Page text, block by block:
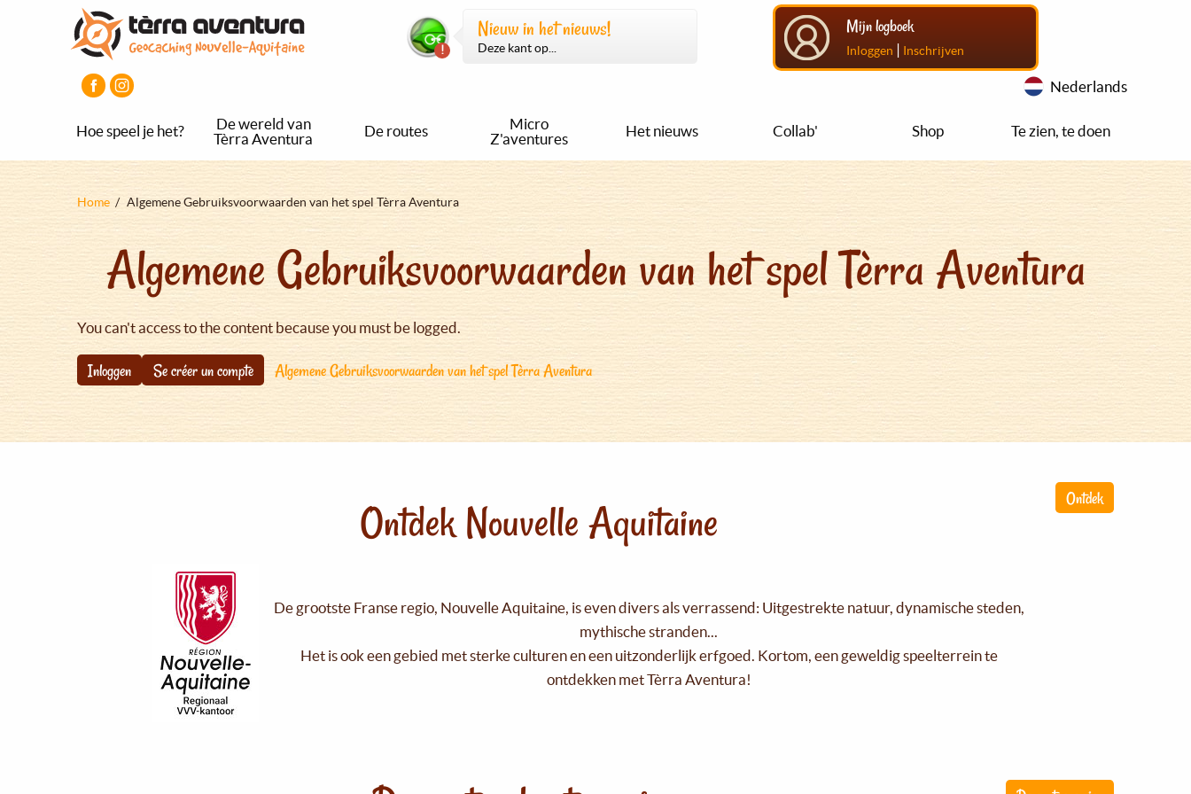
Nieuw in het nieuws!
Deze kant op...
Mijn logboek
Inloggen | Inschrijven
Nederlands
Hoe speel je het?
De wereld van
Tèrra Aventura
De routes
Micro
Z'aventures
Het nieuws Collab' Shop Te zien, te doen
Kruimelpad
Home Algemene Gebruiksvoorwaarden van het spel Tèrra Aventura
Algemene Gebruiksvoorwaarden van het spel Tèrra Aventura
You can't access to the content because you must be logged.
Inloggen Se créer un compte Algemene Gebruiksvoorwaarden van het spel Tèrra Aventura
Ontdek
Ontdek Nouvelle Aquitaine
De grootste Franse regio, Nouvelle Aquitaine, is even divers als verrassend: Uitgestrekte natuur, dynamische steden,
mythische stranden...
Het is ook een gebied met sterke culturen en een uitzonderlijk erfgoed. Kortom, een geweldig speelterrein te
ontdekken met Tèrra Aventura!